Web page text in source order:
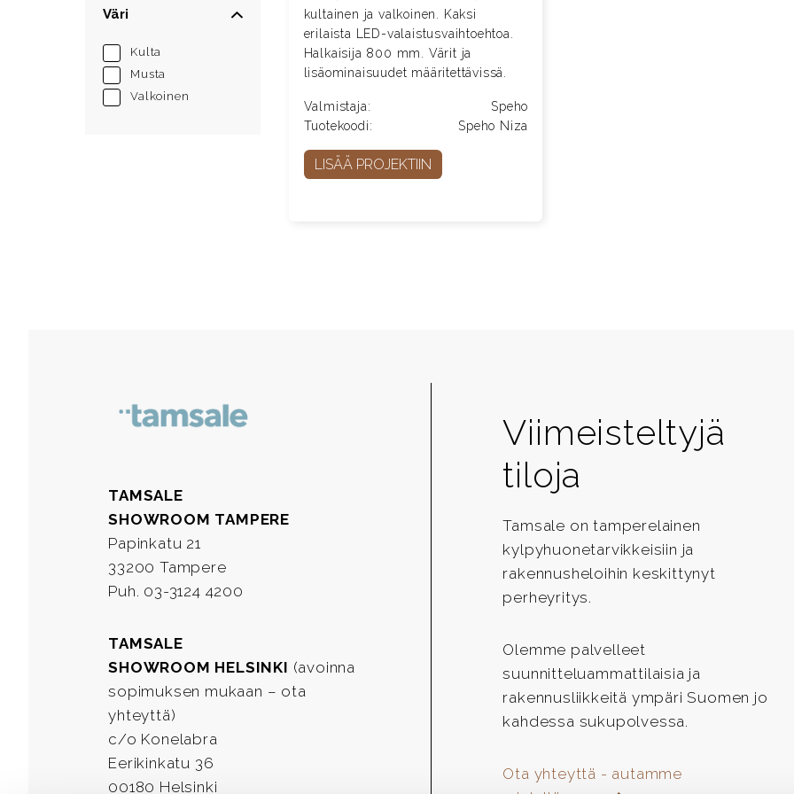
Väri
Kulta
Musta
Valkoinen
kultainen ja valkoinen. Kaksi
erilaista LED-valaistusvaihtoehtoa.
Halkaisija 800 mm. Värit ja
lisäominaisuudet määritettävissä.
Valmistaja:
Speho
Tuotekoodi:
Speho Niza
LISÄÄ PROJEKTIIN
TAMSALE
SHOWROOM TAMPERE
Papinkatu 21
33200 Tampere
Puh. 03-3124 4200
TAMSALE
SHOWROOM HELSINKI (avoinna
sopimuksen mukaan – ota
yhteyttä)
c/o Konelabra
Eerikinkatu 36
00180 Helsinki
Viimeisteltyjä
tiloja
Tamsale on tamperelainen
kylpyhuonetarvikkeisiin ja
rakennusheloihin keskittynyt
perheyritys.
Olemme palvelleet
suunnitteluammattilaisia ja
rakennusliikkeitä ympäri Suomen jo
kahdessa sukupolvessa.
Ota yhteyttä - autamme